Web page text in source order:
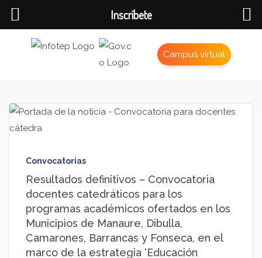
Campus virtual
Convocatorias
Resultados definitivos – Convocatoria
docentes catedráticos para los
programas académicos ofertados en los
Municipios de Manaure, Dibulla,
Camarones, Barrancas y Fonseca, en el
marco de la estrategia ‘Educación
Inscríbete